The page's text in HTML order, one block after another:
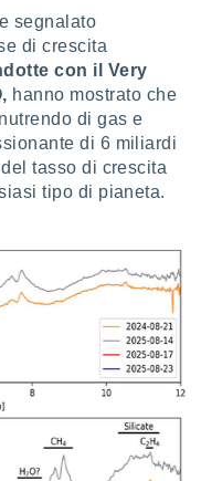
segnalato
di crescita
con il Very
hanno mostrato che
di gas e
di 6 miliardi
tasso di crescita
tipo di pianeta.